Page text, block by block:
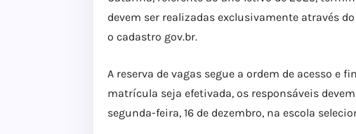
devem ser realizadas exclusivamente através
o cadastro gov.br.
A reserva de vagas segue a ordem de acesso e
matrícula seja efetivada, os responsáveis
segunda-feira, 16 de dezembro, na escola